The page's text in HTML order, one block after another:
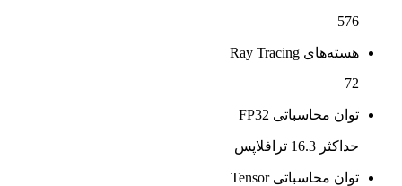
576
هسته‌های Ray Tracing
72
توان محاسباتی FP32
حداکثر 16.3 ترافلاپس
توان محاسباتی Tensor